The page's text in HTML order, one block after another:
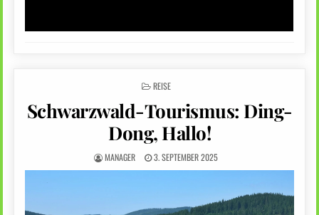
POSTED
REISE
Schwarzwald-Tourismus: Ding-
Dong, Hallo!
MANAGER 3. SEPTEMBER 2025